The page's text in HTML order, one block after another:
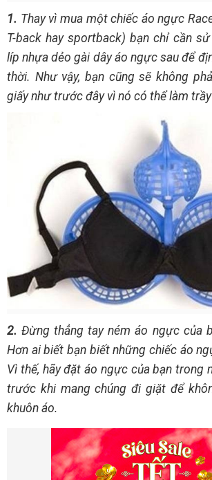
1. Thay vì mua một chiếc áo ngực
T-back hay sportback) bạn chỉ cần
líp nhựa dẻo gài dây áo ngực sau để
thời. Như vậy, bạn cũng sẽ không
giấy như trước đây vì nó có thể làm
2. Đừng thẳng tay ném áo ngực của
Hơn ai biết bạn biết những chiếc áo
Vì thế, hãy đặt áo ngực của bạn trong
trước khi mang chúng đi giặt để
khuôn áo.